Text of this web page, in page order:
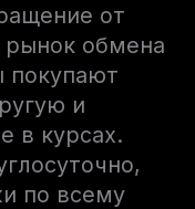
от
рынок обмена
покупают
и
в курсах.
по всему